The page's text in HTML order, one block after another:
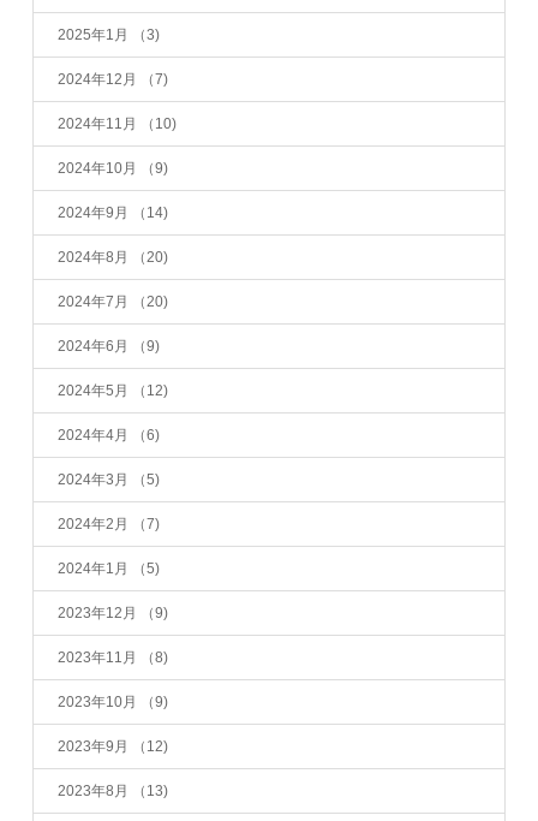
2025年1月 （3)
2024年12月 （7)
2024年11月 （10)
2024年10月 （9)
2024年9月 （14)
2024年8月 （20)
2024年7月 （20)
2024年6月 （9)
2024年5月 （12)
2024年4月 （6)
2024年3月 （5)
2024年2月 （7)
2024年1月 （5)
2023年12月 （9)
2023年11月 （8)
2023年10月 （9)
2023年9月 （12)
2023年8月 （13)